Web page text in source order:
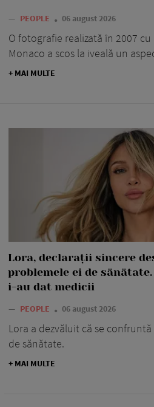
— PEOPLE 06 august 2026
O fotografie realizată în 2007
Monaco a scos la iveală un
+ MAI MULTE
Lora, declarații sincere
problemele ei de
i-au dat medicii
— PEOPLE 06 august 2026
Lora a dezvăluit că se
de sănătate.
+ MAI MULTE